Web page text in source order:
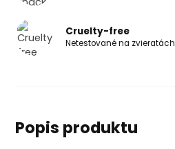
Cruelty-free
Netestované na zvieratách
Popis produktu